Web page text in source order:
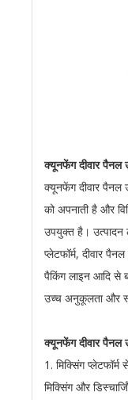
क्यूनफेंग दीवार पैनल
क्यूनफेंग दीवार पैनल
को अपनाती है और
उपयुक्त है।
प्लेटफॉर्म, दीवार
पैकिंग लाइन आदि से
उच्च अनुकूलता और
क्यूनफेंग दीवार पैनल
1. मिक्सिंग
मिक्सिंग और